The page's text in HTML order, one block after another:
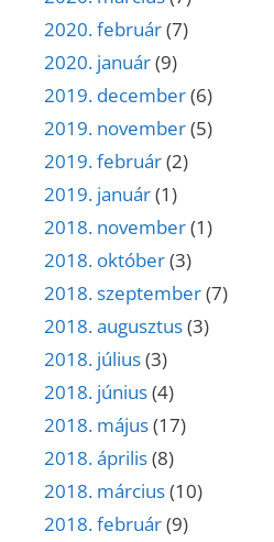
2020. február(7)
2020. január(9)
2019. december(6)
2019. november(5)
2019. február(2)
2019. január(1)
2018. november(1)
2018. október(3)
2018. szeptember(7)
2018. augusztus(3)
2018. július(3)
2018. június(4)
2018. május(17)
2018. április(8)
2018. március(10)
2018. február(9)